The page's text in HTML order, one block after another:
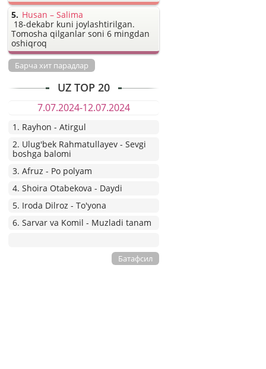
Husan – Salima
18-dekabr kuni joylashtirilgan.
Tomosha qilganlar soni 6 mingdan
oshiqroq
Барча хит парадлар
UZ TOP 20
7.07.2024-12.07.2024
1. Rayhon - Atirgul
2. Ulug'bek Rahmatullayev - Sevgi
boshga balomi
3. Afruz - Po polyam
4. Shoira Otabekova - Daydi
5. Iroda Dilroz - To'yona
6. Sarvar va Komil - Muzladi tanam
Батафсил